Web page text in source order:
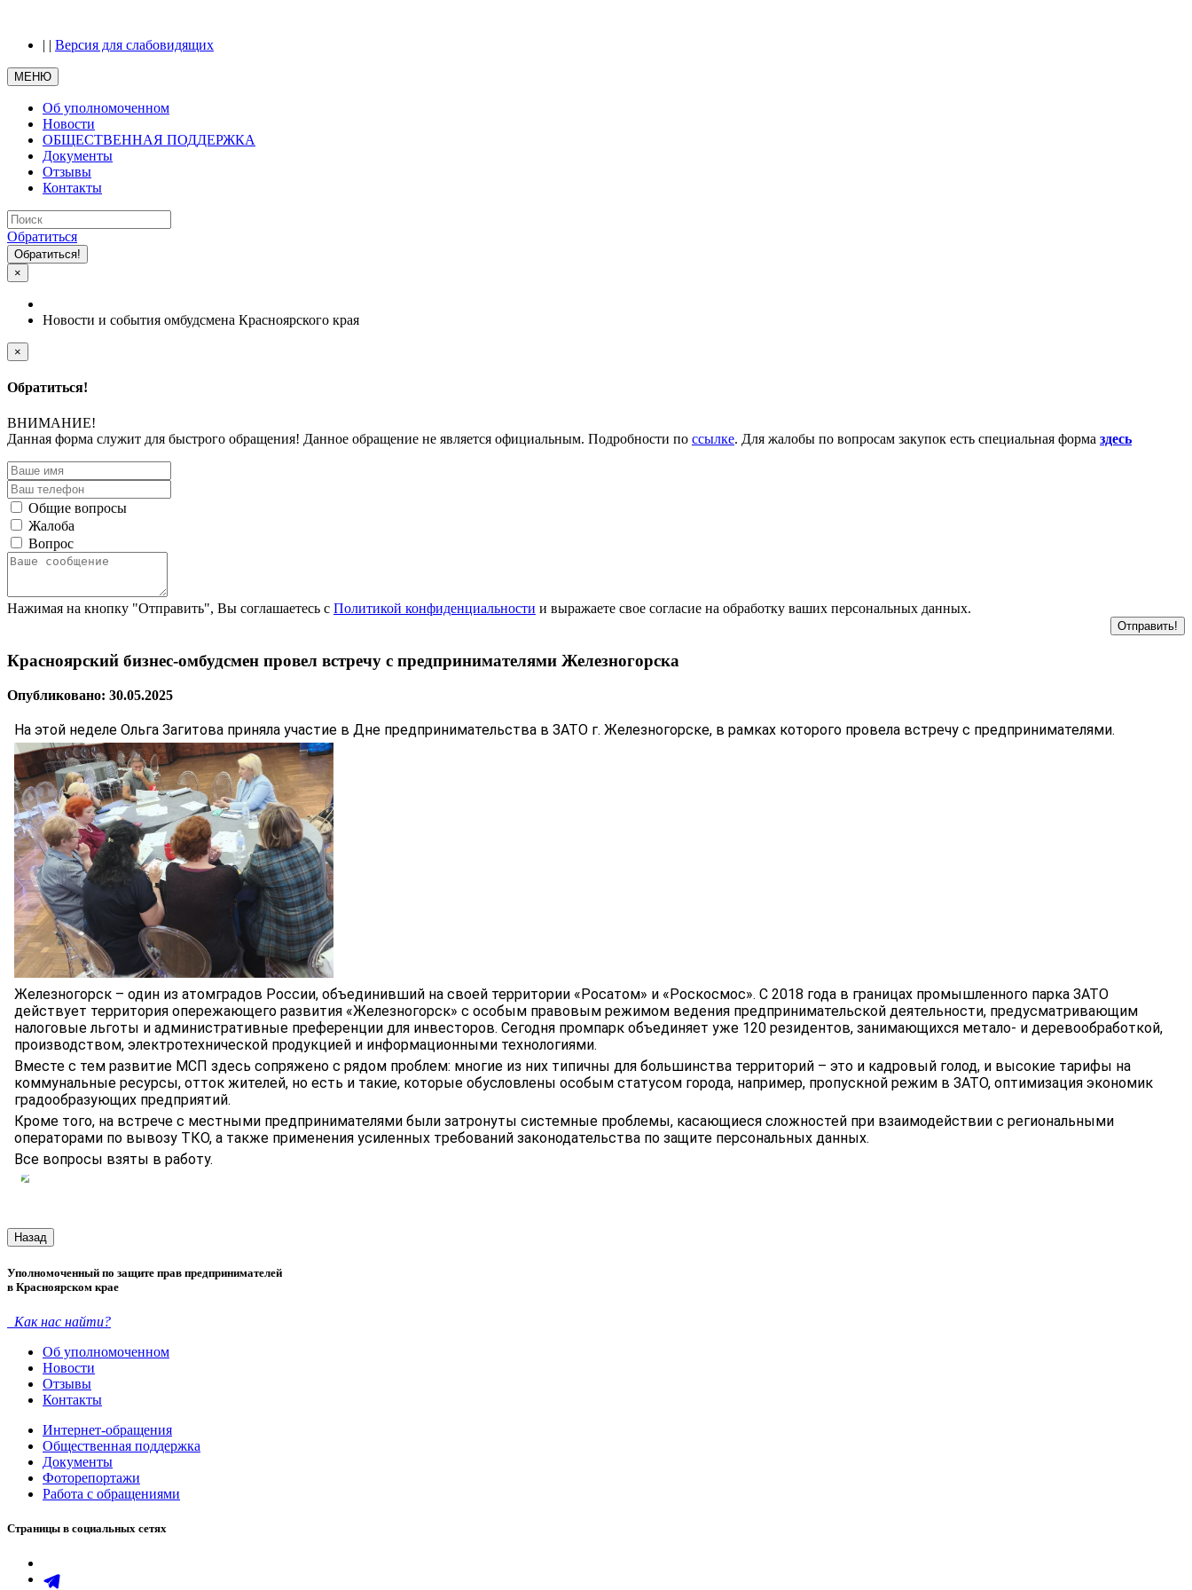
| | Версия для слабовидящих
МЕНЮ
Об уполномоченном
Новости
ОБЩЕСТВЕННАЯ ПОДДЕРЖКА
Документы
Отзывы
Контакты
Обратиться
Обратиться!
×
Новости и события омбудсмена Красноярского края
×
Обратиться!
ВНИМАНИЕ!
Данная форма служит для быстрого обращения! Данное обращение не является официальным. Подробности по ссылке. Для жалобы по вопросам закупок есть специальная форма здесь
Общие вопросы
Жалоба
Вопрос
Нажимая на кнопку "Отправить", Вы соглашаетесь с Политикой конфиденциальности и выражаете свое согласие на обработку ваших персональных данных.
Красноярский бизнес-омбудсмен провел встречу с предпринимателями Железногорска
Опубликовано: 30.05.2025
На этой неделе Ольга Загитова приняла участие в Дне предпринимательства в ЗАТО г. Железногорске, в рамках которого провела встречу с предпринимателями.
Железногорск – один из атомградов России, объединивший на своей территории «Росатом» и «Роскосмос». С 2018 года в границах промышленного парка ЗАТО
действует территория опережающего развития «Железногорск» с особым правовым режимом ведения предпринимательской деятельности, предусматривающим
налоговые льготы и административные преференции для инвесторов. Сегодня промпарк объединяет уже 120 резидентов, занимающихся метало- и деревообработкой,
производством, электротехнической продукцией и информационными технологиями.
Вместе с тем развитие МСП здесь сопряжено с рядом проблем: многие из них типичны для большинства территорий – это и кадровый голод, и высокие тарифы на
коммунальные ресурсы, отток жителей, но есть и такие, которые обусловлены особым статусом города, например, пропускной режим в ЗАТО, оптимизация экономик
градообразующих предприятий.
Кроме того, на встрече с местными предпринимателями были затронуты системные проблемы, касающиеся сложностей при взаимодействии с региональными
операторами по вывозу ТКО, а также применения усиленных требований законодательства по защите персональных данных.
Все вопросы взяты в работу.
Назад
Уполномоченный по защите прав предпринимателей
в Красноярском крае
Как нас найти?
Об уполномоченном
Новости
Отзывы
Контакты
Интернет-обращения
Общественная поддержка
Документы
Фоторепортажи
Работа с обращениями
Страницы в социальных сетях